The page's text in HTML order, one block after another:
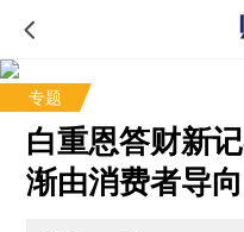
专题
白重恩答财新
渐由消费者导